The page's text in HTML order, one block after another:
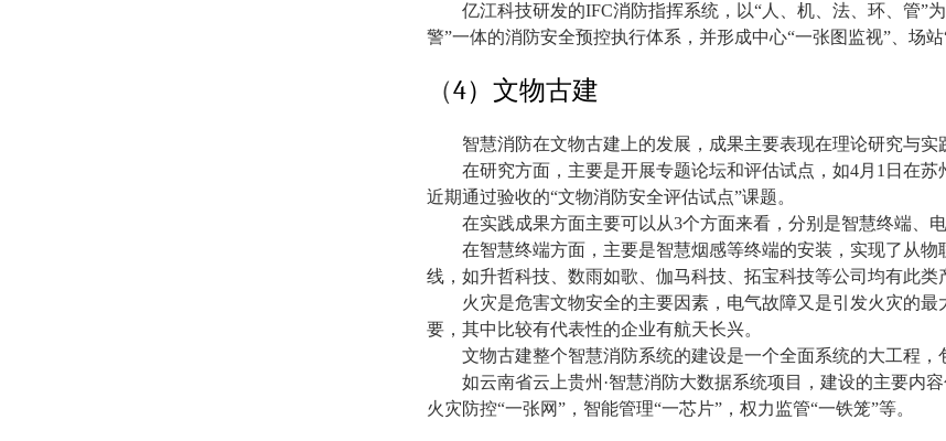
亿江科技研发的IFC消防指挥系统，以“ 人、机、法、环、管”
警”一体的消防安全预控执行体系，并形成中心“一张图监视” 、场站
（4）文物古建
智慧消防在文物古建上的发展，成果主要表现在理论研究与实
在研究方面，主要是开展专题论坛和评估试点，如4月 1 日在苏
近期通过验收的“文物消防安全评估试点”课题。
在实践成果方面主要可以从3个方面来看，分别是智慧终端、
在智慧终端方面，主要是智慧烟感等终端的安装，实现了从
线，如升哲科技、数雨如歌、伽马科技、拓宝科技等公司均有此类
火灾是危害文物安全的主要因素，电气故障又是引发火灾的最
要，其中比较有代表性的企业有航天长兴。
文物古建整个智慧消防系统的建设是一个全面系统的大工程
如云南省云上贵州 ·智慧消防大数据系统项目，建设的主要内
火灾防控“一张网” ，智能管理“一芯片” ，权力监管“一铁笼”等。